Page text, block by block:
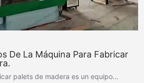
De La Máquina Para Fabricar
palets de madera es un equipo…